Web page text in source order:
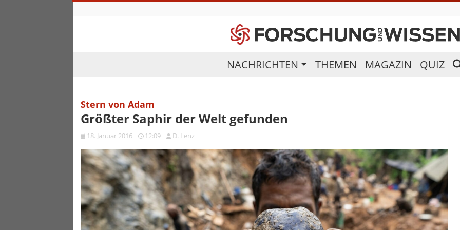
NACHRICHTEN THEMEN MAGAZIN QUIZ
Stern von Adam
Größter Saphir der Welt gefunden
18. Januar 2016 12:09 D. Lenz